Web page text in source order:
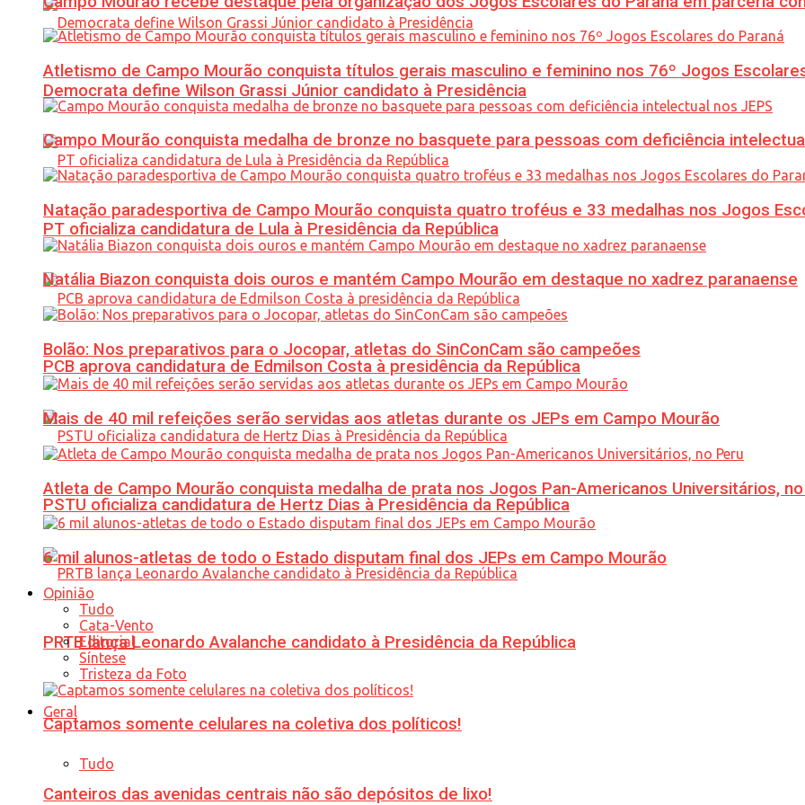
Democrata define Wilson Grassi Júnior candidato à Presidência
PT oficializa candidatura de Lula à Presidência da República
PCB aprova candidatura de Edmilson Costa à presidência da República
PSTU oficializa candidatura de Hertz Dias à Presidência da República
PRTB lança Leonardo Avalanche candidato à Presidência da República
Geral
Tudo
Atletismo de Campo Mourão conquista títulos gerais masculino e feminino nos 76º Jogos
Campo Mourão conquista medalha de bronze no basquete para pessoas com deficiência
Natação paradesportiva de Campo Mourão conquista quatro troféus e 33 medalhas nos Jogos
Natália Biazon conquista dois ouros e mantém Campo Mourão em destaque no xadrez paranaense
Bolão: Nos preparativos para o Jocopar, atletas do SinConCam são campeões
Mais de 40 mil refeições serão servidas aos atletas durante os JEPs em Campo Mourão
Atleta de Campo Mourão conquista medalha de prata nos Jogos Pan-Americanos Universitários,
6 mil alunos-atletas de todo o Estado disputam final dos JEPs em Campo Mourão
Opinião
Tudo
Cata-Vento
Editorial
Síntese
Tristeza da Foto
Captamos somente celulares na coletiva dos políticos!
Canteiros das avenidas centrais não são depósitos de lixo!